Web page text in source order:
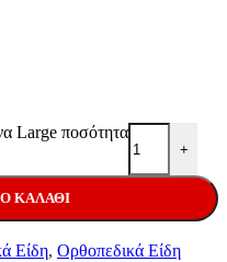
Large ποσότητα
+
ΚΑΛΆΘΙ
Είδη, Ορθοπεδικά Είδη